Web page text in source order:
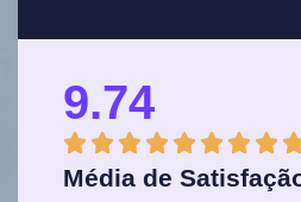
9.74
       
Média de